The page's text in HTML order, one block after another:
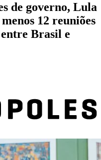
de governo, Lula
12 reuniões
Brasil e